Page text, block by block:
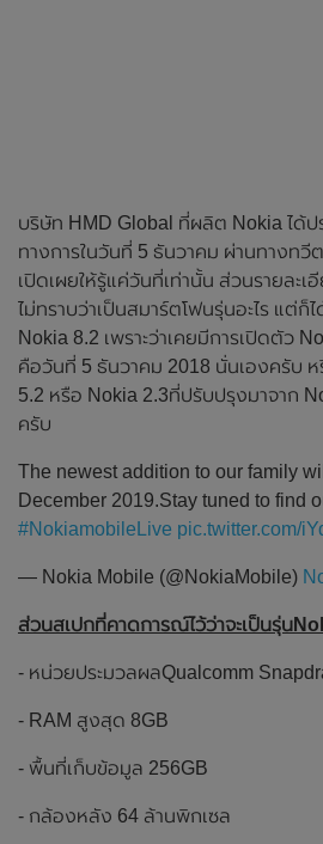
บริษัท HMD Global ที่ผลิต Nokia ได้ป
ทางการในวันที่ 5 ธันวาคม ผ่านทางทวี
เปิดเผยให้รู้แค่วันที่เท่านั้น ส่วนรายละ
ไม่ทราบว่าเป็นสมาร์ตโฟนรุ่นอะไร แต่ก็ไ
Nokia 8.2 เพราะว่าเคยมีการเปิดตัว
คือวันที่ 5 ธันวาคม 2018 นั่นเองครับ ห
5.2 หรือ Nokia 2.3ที่ปรับปรุงมาจาก
ครับ
The newest addition to our family
December 2019.Stay tuned to find
#NokiamobileLive pic.twitter.com/
— Nokia Mobile (@NokiaMobile)
ส่วนสเปกที่คาดการณ์ไว้ว่าจะเป็นรุ่น
- หน่วยประมวลผลQualcomm
- RAM สูงสุด 8GB
- พื้นที่เก็บข้อมูล 256GB
- กล้องหลัง 64 ล้านพิกเซล